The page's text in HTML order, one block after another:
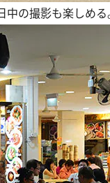
中の撮影も楽しめる